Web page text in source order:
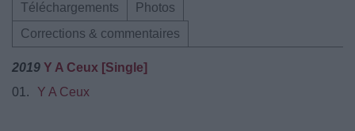
Téléchargements
Photos
Corrections & commentaires
2019 Y A Ceux [Single]
01.
Y A Ceux